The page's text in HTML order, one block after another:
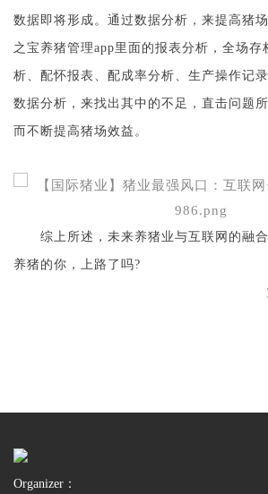
数据即将形成。通过数据分析，来提高猪
之宝养猪管理app里面的报表分析，全场存
析、配怀报表、配成率分析、生产操作记
数据分析，来找出其中的不足，直击问题
而不断提高猪场效益。
综上所述，未来养猪业与互联网的融
养猪的你，上路了吗?
Organizer：